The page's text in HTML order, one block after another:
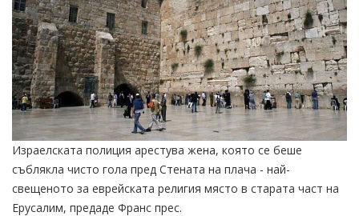
Израелската полиция арестува жена, която се беше
съблякла чисто гола пред Стената на плача - най-
свещеното за еврейската религия място в старата част на
Ерусалим, предаде Франс прес.